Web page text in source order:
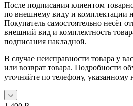
После подписания клиентом
по внешнему виду и комплектации
Покупатель самостоятельно несёт
внешний вид и комплектность
подписания накладной.
В случае неисправности товара у
или возврат товара. Подробности
уточняйте по телефону, указанному